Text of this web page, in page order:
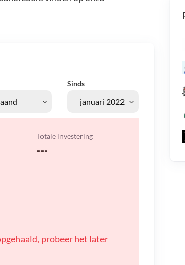
Sinds
Totale investering
---
probeer het later